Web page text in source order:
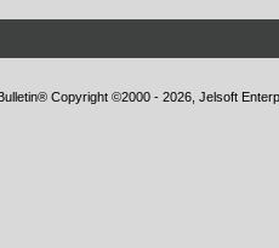
Copyright ©2000 - 2026, Jelsoft